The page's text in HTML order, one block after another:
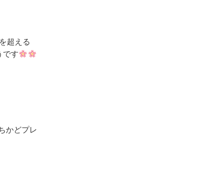
超える
です
かどプレ